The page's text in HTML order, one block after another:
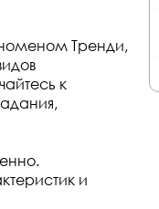
Тренди,
к
и